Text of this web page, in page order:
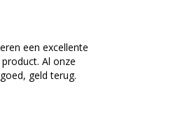
een excellente
Al onze
geld terug.